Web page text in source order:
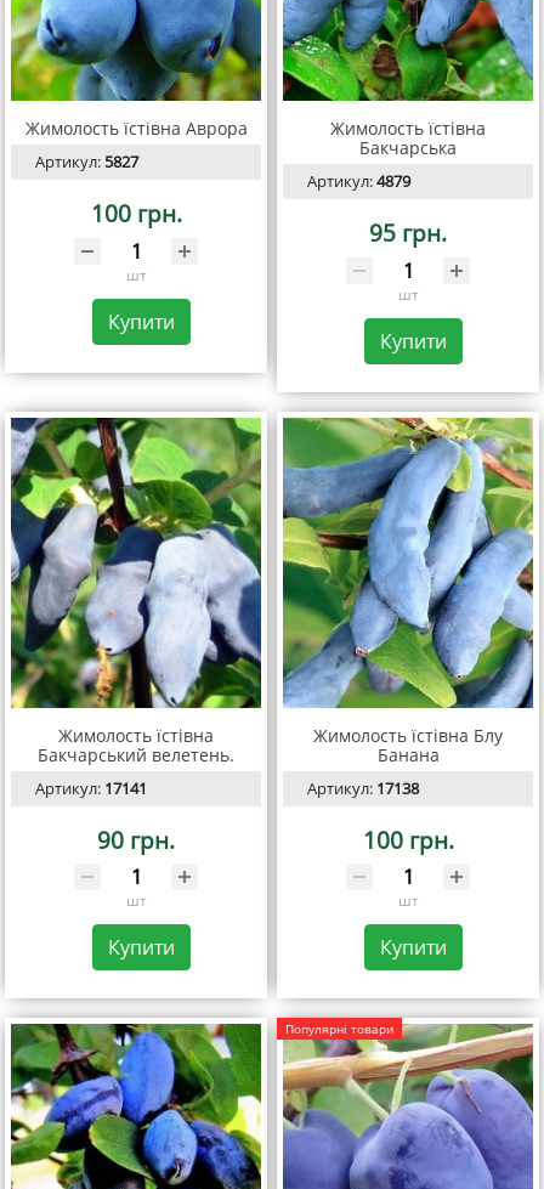
Жимолость їстівна Аврора
Артикул:5827
100 грн.
шт
Купити
Жимолость їстівна
Бакчарська
Артикул:4879
95 грн.
шт
Купити
Жимолость їстівна
Бакчарський велетень.
Артикул: 17141
90 грн.
шт
Купити
Жимолость їстівна Блу
Банана
Артикул: 17138
100 грн.
шт
Купити
Популярні товари